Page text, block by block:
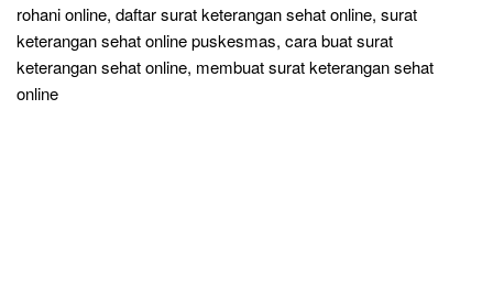
rohani online, daftar surat keterangan sehat online, surat
keterangan sehat online puskesmas, cara buat surat
keterangan sehat online, membuat surat keterangan sehat
online